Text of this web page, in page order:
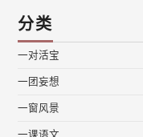
分类
一对活宝
一团妄想
一窗风景
一课语文